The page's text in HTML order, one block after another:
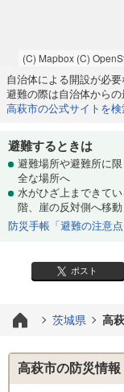
(C) Mapbox (C)
自治体による開設が必要
避難の際は自治体からの
高萩市の公式サイトを検
避難するときは
避難場所や避難所に
全な場所へ
水がひざ上まできて
階、崖の反対側へ移動
防災手帳「避難の注意
ポスト
茨城県 高
高萩市の防災情報